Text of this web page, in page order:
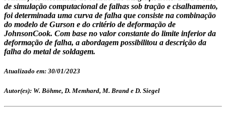
de simulação computacional de falhas sob tração e cisalhamento,
foi determinada uma curva de falha que consiste na combinação
do modelo de Gurson e do critério de deformação de
JohnsonCook. Com base no valor constante do limite inferior da
deformação de falha, a abordagem possibilitou a descrição da
falha do metal de soldagem.
Atualizado em: 30/01/2023
Autor(es): W. Böhme, D. Memhard, M. Brand e D. Siegel